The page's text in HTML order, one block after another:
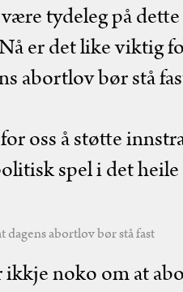
tydeleg på
er det like viktig
abortlov bør stå
oss å støtte
spel i det
dagens abortlov bør stå fast
ikkje noko om at